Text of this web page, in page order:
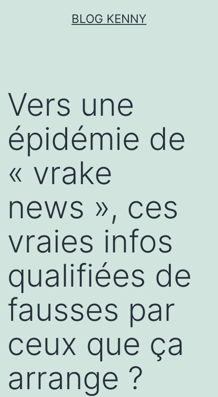
BLOG KENNY
Vers une
épidémie de
« vrake
news », ces
vraies infos
qualifiées de
fausses par
ceux que ça
arrange ?